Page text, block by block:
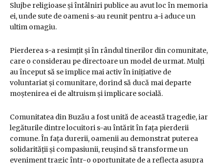
Slujbe religioase și întâlniri publice au avut loc în memoria
ei, unde sute de oameni s-au reunit pentru a-i aduce un
ultim omagiu.
Pierderea s-a resimțit și în rândul tinerilor din comunitate,
care o considerau pe directoare un model de urmat. Mulți
au început să se implice mai activ în inițiative de
voluntariat și comunitare, dorind să ducă mai departe
moștenirea ei de altruism și implicare socială.
Comunitatea din Buzău a fost unită de această tragedie, iar
legăturile dintre locuitori s-au întărit în fața pierderii
comune. În fața durerii, oamenii au demonstrat puterea
solidarității și compasiunii, reușind să transforme un
eveniment tragic într-o oportunitate de a reflecta asupra